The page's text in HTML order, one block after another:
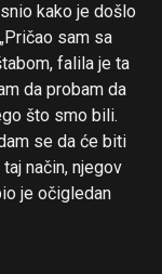
kako je došlo
sam sa
falila je ta
da probam da
što smo bili.
se da će biti
način, njegov
je očigledan